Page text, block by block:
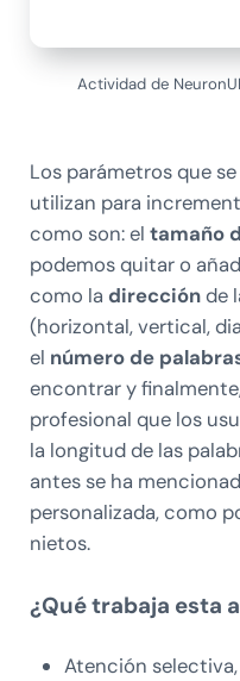
Actividad de
Los parámetros que
utilizan para
como son: el tamaño
podemos quitar o
como la direcciónde
(horizontal, vertical,
el número de
encontrar y
profesional que los
la longitud de las
antes se ha
personalizada, como
nietos.
¿Qué trabaja esta
Atención selectiva,